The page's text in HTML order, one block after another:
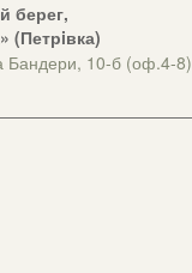
берег,
(Петрiвка)
Бандери, 10-б (оф.4-8)